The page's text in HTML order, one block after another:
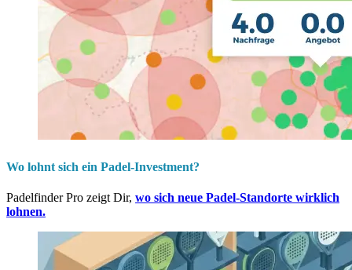
Wo lohnt sich ein Padel-Investment?
Padelfinder Pro zeigt Dir, wo sich neue Padel-Standorte wirklich
lohnen.